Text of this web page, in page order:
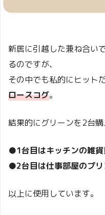
新居に引越した兼ね合い
るのですが、
その中でも私的にヒット
ロースコグ。
結果的にグリーンを2台購
●1台目はキッチンの雑貨
●2台目は仕事部屋のプリ
以上に使用しています。